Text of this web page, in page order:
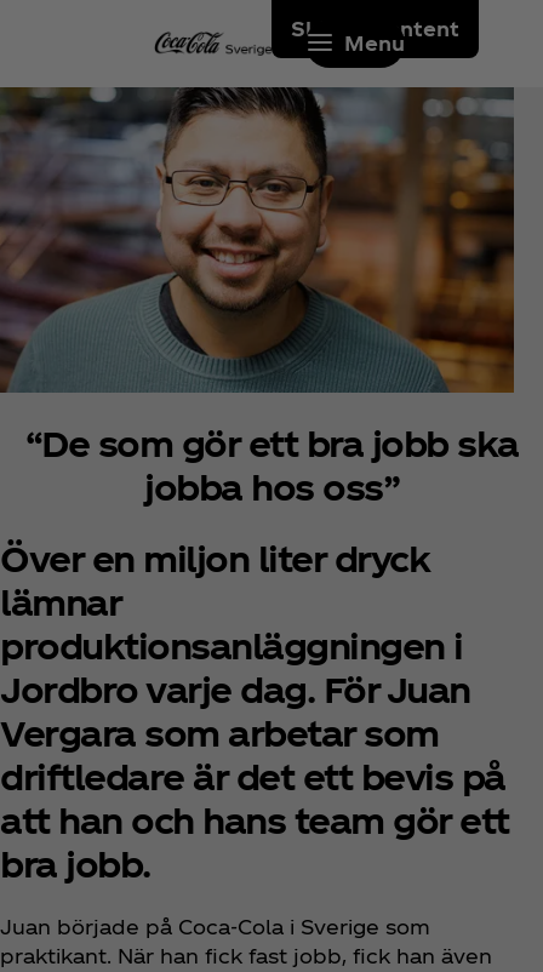
Skip to content
Menu
“De som gör ett bra jobb ska
jobba hos oss”
Över en miljon liter dryck
lämnar
produktionsanläggningen i
Jordbro varje dag. För Juan
Vergara som arbetar som
driftledare är det ett bevis på
att han och hans team gör ett
bra jobb.
Juan började på Coca‑Cola i Sverige som
praktikant. När han fick fast jobb, fick han även